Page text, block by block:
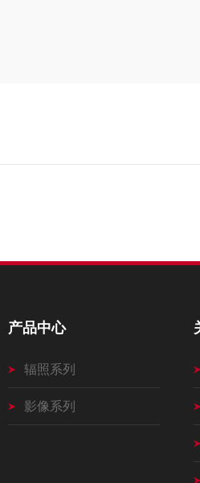
产品中心
辐照系列
影像系列